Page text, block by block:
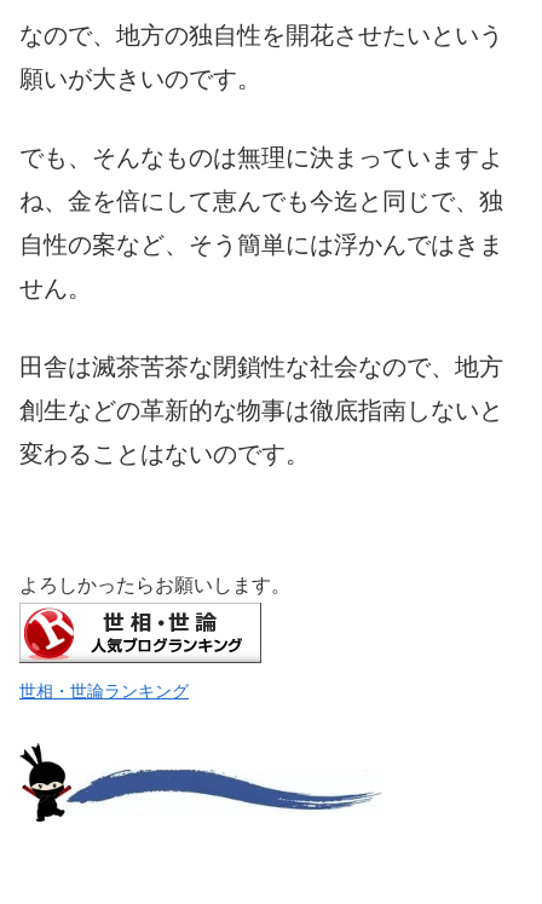
なので、地方の独自性を開花させたいという
願いが大きいのです。
でも、そんなものは無理に決まっていますよ
ね、金を倍にして恵んでも今迄と同じで、独
自性の案など、そう簡単には浮かんではきま
せん。
田舎は滅茶苦茶な閉鎖性な社会なので、地方
創生などの革新的な物事は徹底指南しないと
変わることはないのです。
よろしかったらお願いします。
世相・世論ランキング